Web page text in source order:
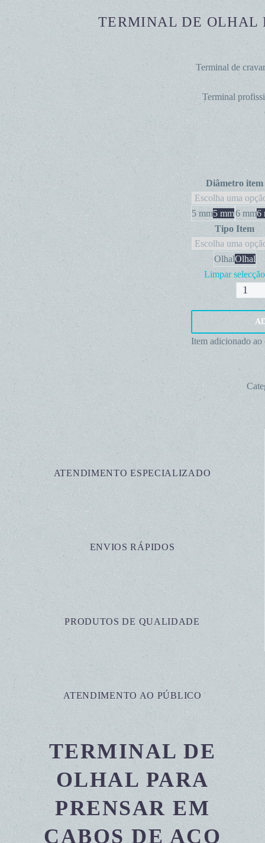
TERMINAL DE OLHAL
Terminal de
Terminal
Diâmetro item
5 mm5 mm6 mm6
Tipo Item
OlhalOlhal
Limpar selecção
de
olhal
Item adicionado
ATENDIMENTO ESPECIALIZADO
ENVIOS RÁPIDOS
PRODUTOS DE QUALIDADE
ATENDIMENTO AO PÚBLICO
TERMINAL DE
OLHAL PARA
PRENSAR EM
CABOS DE AÇO